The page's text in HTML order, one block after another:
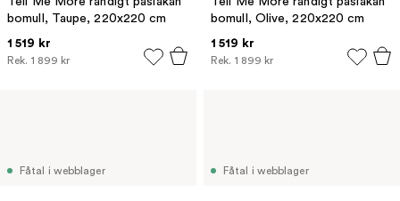
bomull, Taupe, 220x220 cm
1 519 kr
Rek. 1 899 kr
bomull, Olive, 220x220 cm
1 519 kr
Rek. 1 899 kr
Fåtal i webblager Fåtal i webblager